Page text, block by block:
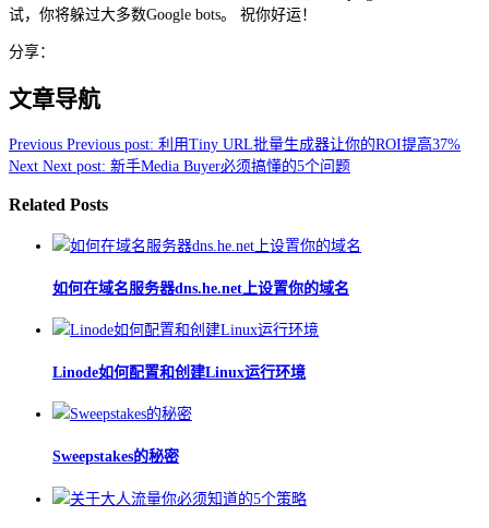
试，你将躲过大多数Google bots。 祝你好运！
分享：
文章导航
Previous Previous post: 利用Tiny URL批量生成器让你的ROI提高37%
Next Next post: 新手Media Buyer必须搞懂的5个问题
Related Posts
如何在域名服务器dns.he.net上设置你的域名
Linode如何配置和创建Linux运行环境
Sweepstakes的秘密